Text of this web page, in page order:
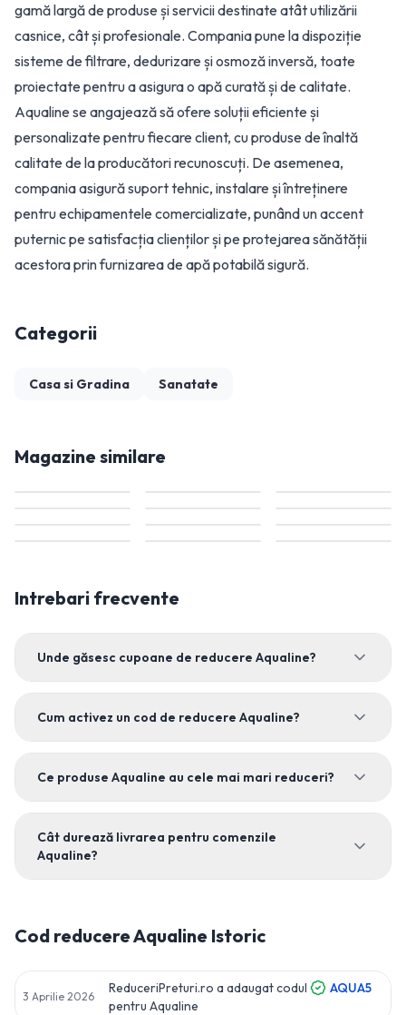
gamă largă de produse și servicii destinate atât utilizării
casnice, cât și profesionale. Compania pune la dispoziție
sisteme de filtrare, dedurizare și osmoză inversă, toate
proiectate pentru a asigura o apă curată și de calitate.
Aqualine se angajează să ofere soluții eficiente și
personalizate pentru fiecare client, cu produse de înaltă
calitate de la producători recunoscuți. De asemenea,
compania asigură suport tehnic, instalare și întreținere
pentru echipamentele comercializate, punând un accent
puternic pe satisfacția clienților și pe protejarea sănătății
acestora prin furnizarea de apă potabilă sigură.
Categorii
Casa si Gradina Sanatate
Magazine similare
Intrebari frecvente
Unde găsesc cupoane de reducere Aqualine?
Cum activez un cod de reducere Aqualine?
Ce produse Aqualine au cele mai mari reduceri?
Cât durează livrarea pentru comenzile
Aqualine?
Cod reducereAqualine Istoric
3 Aprilie 2026
ReduceriPreturi.ro a adaugat codul
AQUA5
pentru Aqualine